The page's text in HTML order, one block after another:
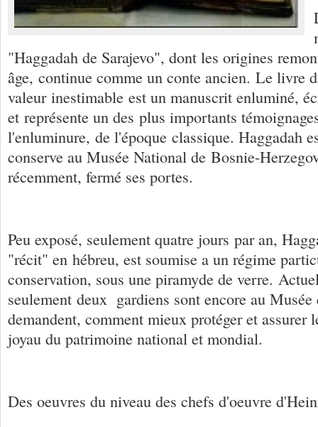
"Haggadah de Sarajevo", dont les origines
âge, continue comme un conte ancien. Le livre
valeur inestimable est un manuscrit enluminé,
et représente un des plus importants
l'enluminure, de l'époque classique. Haggadah
conserve au Musée National de Bosnie-
récemment, fermé ses portes.
Peu exposé, seulement quatre jours par an,
"récit" en hébreu, est soumise a un régime
conservation, sous une piramyde de verre.
seulement deux gardiens sont encore au Musée
demandent, comment mieux protéger et
joyau du patrimoine national et mondial.
Des oeuvres du niveau des chefs d'oeuvre